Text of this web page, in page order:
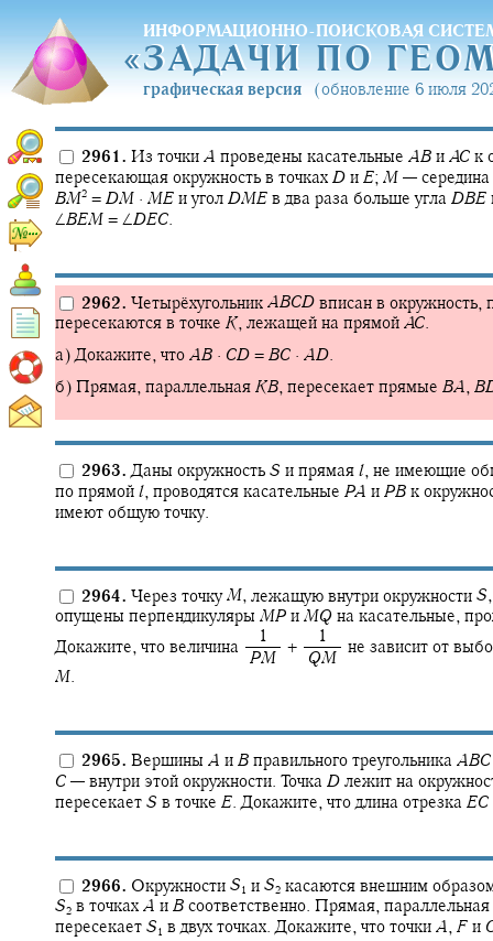
ИНФОРМАЦИОННО-ПОИСКОВАЯ
«ЗАДАЧИ ПО
«ЗАДАЧИ ПО
графическая версия (обновление 6 июля
2961. Из точки A проведены касательные AB и AC к
пересекающая окружность в точках D и E; M —
BM2 = DM · ME и угол DME в два раза больше угла DBE
∠BEM = ∠DEC.
2962. Четырёхугольник ABCD вписан в окружность,
пересекаются в точке K, лежащей на прямой AC.
а) Докажите, что AB · CD = BC · AD.
б) Прямая, параллельная KB, пересекает прямые BA, B
2963. Даны окружность S и прямая l, не имеющие
по прямой l, проводятся касательные PA и PB к
имеют общую точку.
2964. Через точкуM, лежащую внутри окружности S,
опущены перпендикуляры MP и MQ на касательные,
Докажите, что величина
‍ 1
PM
+ ‍
‍ 1
QM
не зависит от
M.
2965. Вершины A и B правильного треугольника ABC
C — внутри этой окружности. Точка D лежит на
пересекает S в точке E. Докажите, что длина отрезка EC
2966. Окружности S 1 и S2 касаются внешним
S2 в точках A и B соответственно. Прямая,
пересекает S 1 в двух точках. Докажите, что точки A, F и